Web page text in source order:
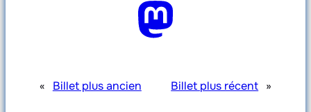
« Billet plus ancien Billet plus récent »